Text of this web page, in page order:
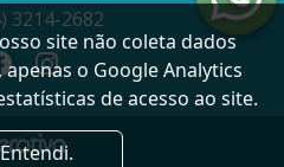
3214-2682
site não coleta dados
o Google Analytics
de acesso ao site.